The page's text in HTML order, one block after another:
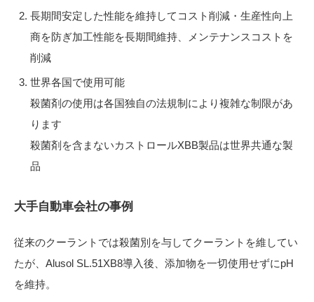
長期間安定した性能を維持してコスト削減・生産性向上
商を防ぎ加工性能を長期間維持、メンテナンスコストを
削減
世界各国で使用可能
殺菌剤の使用は各国独自の法規制により複雑な制限があ
ります
殺菌剤を含まないカストロールXBB製品は世界共通な製
品
大手自動車会社の事例
従来のクーラントでは殺菌別を与してクーラントを維してい
たが、Alusol SL.51XB8導入後、添加物を一切使用せずにpH
を維持。